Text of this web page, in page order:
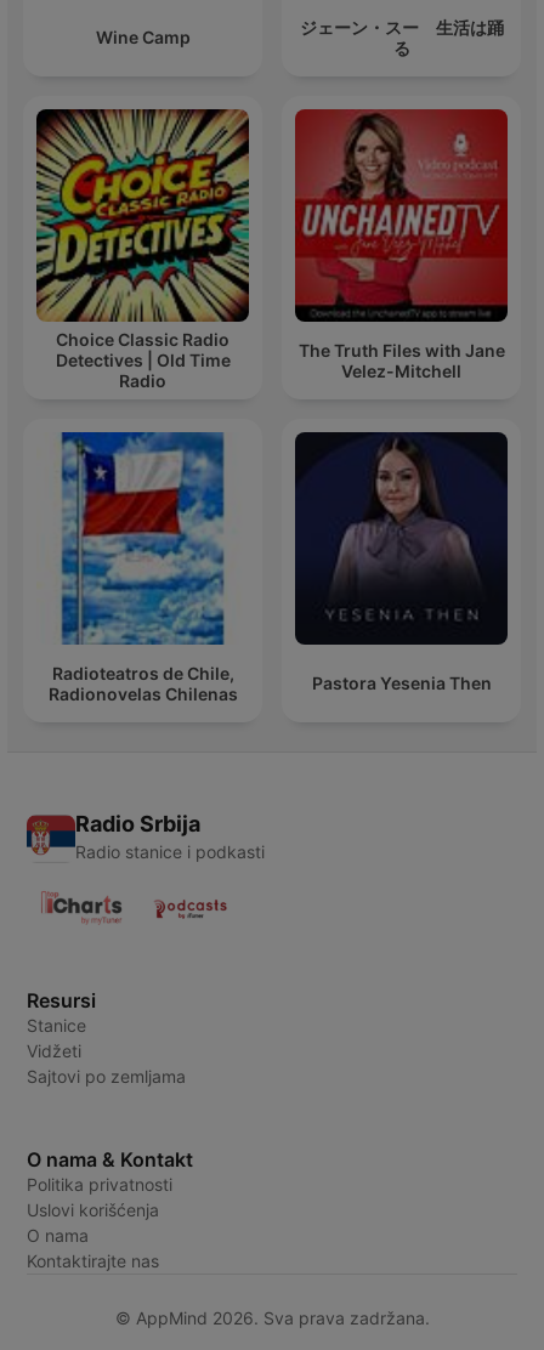
Wine Camp
ジェーン・スー 生活は踊
る
Choice Classic Radio
Detectives | Old Time
Radio
The Truth Files with Jane
Velez-Mitchell
Radioteatros de Chile,
Radionovelas Chilenas
Pastora Yesenia Then
Radio Srbija
Radio stanice i podkasti
Resursi
Stanice
Vidžeti
Sajtovi po zemljama
O nama & Kontakt
Politika privatnosti
Uslovi korišćenja
O nama
Kontaktirajte nas
© AppMind 2026. Sva prava zadržana.